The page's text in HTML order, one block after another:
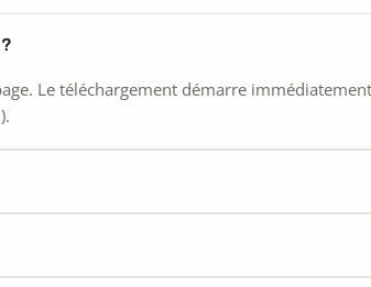
Le téléchargement démarre